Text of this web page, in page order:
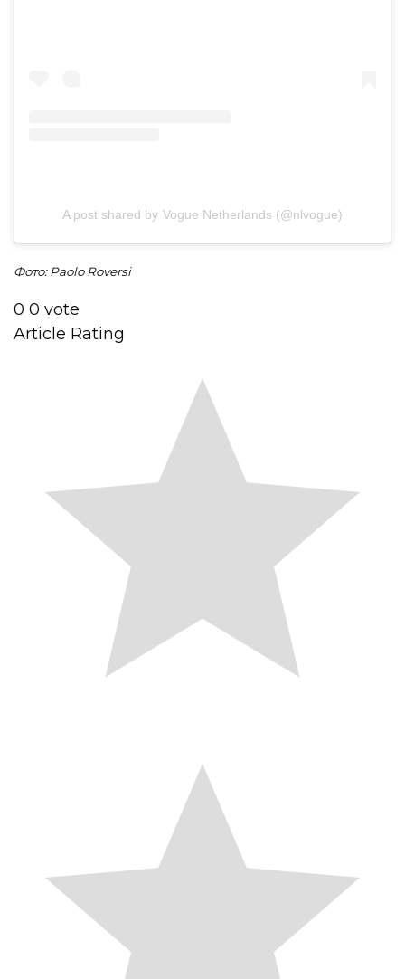
A post shared by Vogue Netherlands (@nlvogue)
Фото: Paolo Roversi
0 0 vote
Article Rating